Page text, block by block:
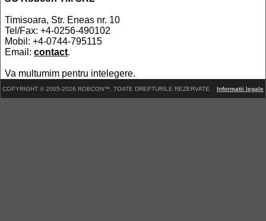
Timisoara, Str. Eneas nr. 10
Tel/Fax: +4-0256-490102
Mobil: +4-0744-795115
Email: contact.
Va multumim pentru intelegere.
COPYRIGHT © 2005-2026 ROBCON™. TOATE DREPTURILE REZERVATE. Informatii legale